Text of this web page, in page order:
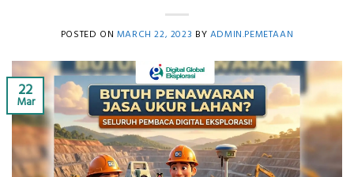
POSTED ON MARCH 22, 2023 BY ADMIN.PEMETAAN
22
Mar